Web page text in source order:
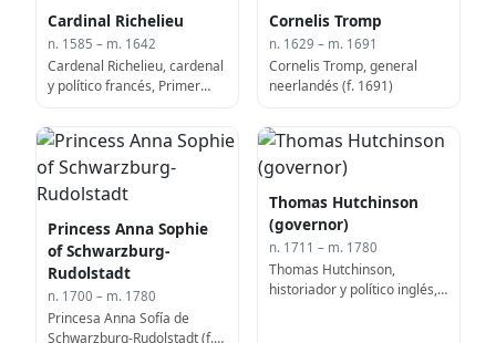
Cardinal Richelieu
n. 1585 – m. 1642
Cardenal Richelieu, cardenal
y político francés, Primer
francés (n. 1585)
Cornelis Tromp
n. 1629 – m. 1691
Cornelis Tromp, general
neerlandés (f. 1691)
Princess Anna Sophie
of Schwarzburg-
Rudolstadt
n. 1700 – m. 1780
Princesa Anna Sofía de
Schwarzburg-Rudolstadt (f.
Thomas Hutchinson
(governor)
n. 1711 – m. 1780
Thomas Hutchinson,
historiador y político inglés,